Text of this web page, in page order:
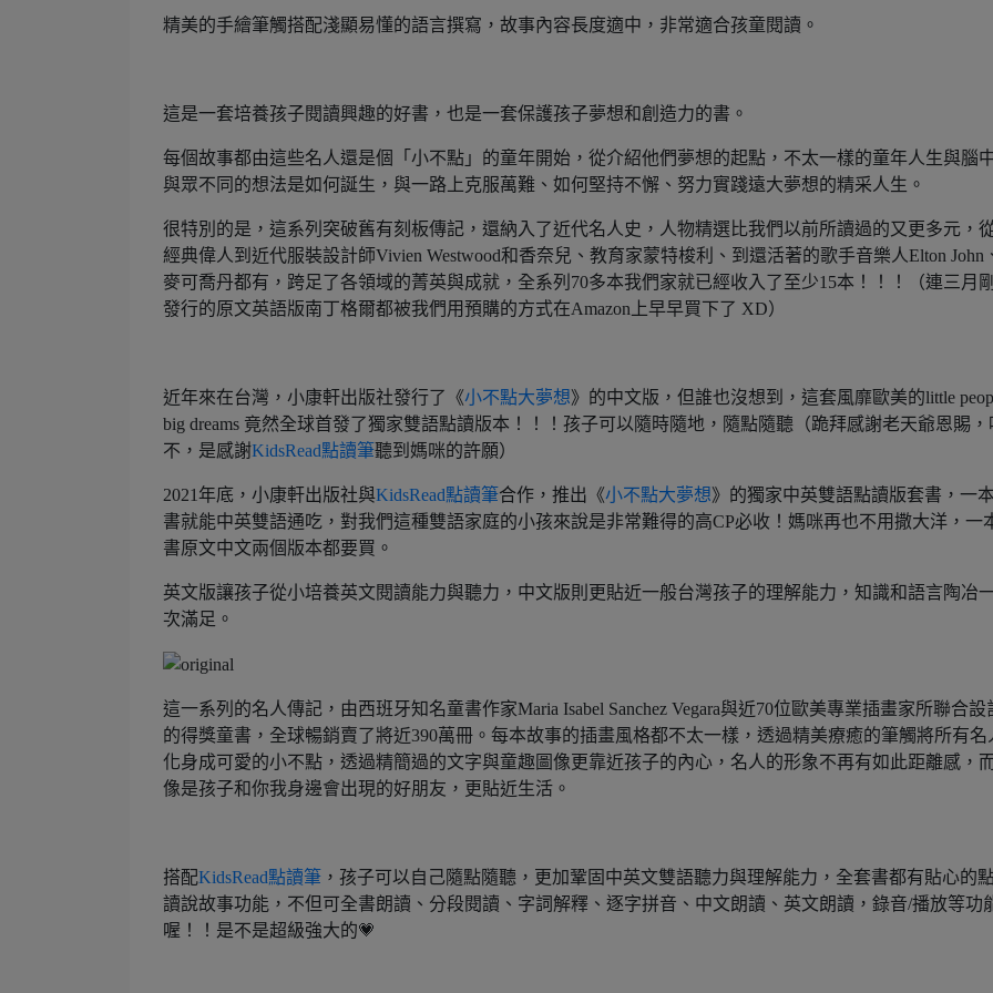
精美的手繪筆觸搭配淺顯易懂的語言撰寫，故事內容長度適中，非常適合孩童閱讀。
這是一套培養孩子閱讀興趣的好書，也是一套保護孩子夢想和創造力的書。
每個故事都由這些名人還是個「小不點」的童年開始，從介紹他們夢想的起點，不太一樣的童年人生與腦
與眾不同的想法是如何誕生，與一路上克服萬難、如何堅持不懈、努力實踐遠大夢想的精采人生。
很特別的是，這系列突破舊有刻板傳記，還納入了近代名人史，人物精選比我們以前所讀過的又更多元，
經典偉人到近代服裝設計師Vivien Westwood和香奈兒、教育家蒙特梭利、到還活著的歌手音樂人Elton John
麥可喬丹都有，跨足了各領域的菁英與成就，全系列70多本我們家就已經收入了至少15本！！！（連三月剛
發行的原文英語版南丁格爾都被我們用預購的方式在Amazon上早早買下了 XD）
近年來在台灣，小康軒出版社發行了《小不點大夢想》的中文版，但誰也沒想到，這套風靡歐美的little
big dreams 竟然全球首發了獨家雙語點讀版本！！！孩子可以隨時隨地，隨點隨聽（跪拜感謝老天爺恩賜，
不，是感謝KidsRead點讀筆聽到媽咪的許願）
2021年底，小康軒出版社與KidsRead點讀筆合作，推出《小不點大夢想》的獨家中英雙語點讀版套書，一本
書就能中英雙語通吃，對我們這種雙語家庭的小孩來說是非常難得的高CP必收！媽咪再也不用撒大洋，一
書原文中文兩個版本都要買。
英文版讓孩子從小培養英文閱讀能力與聽力，中文版則更貼近一般台灣孩子的理解能力，知識和語言陶冶
次滿足。
這一系列的名人傳記，由西班牙知名童書作家Maria Isabel Sanchez Vegara與近70位歐美專業插畫家所聯合設
的得獎童書，全球暢銷賣了將近390萬冊。每本故事的插畫風格都不太一樣，透過精美療癒的筆觸將所有名
化身成可愛的小不點，透過精簡過的文字與童趣圖像更靠近孩子的內心，名人的形象不再有如此距離感，
像是孩子和你我身邊會出現的好朋友，更貼近生活。
搭配KidsRead點讀筆 ，孩子可以自己隨點隨聽，更加鞏固中英文雙語聽力與理解能力，全套書都有貼心的
讀說故事功能，不但可全書朗讀、分段閱讀、字詞解釋、逐字拼音、中文朗讀、英文朗讀，錄音/播放等功
喔！！是不是超級強大的💗